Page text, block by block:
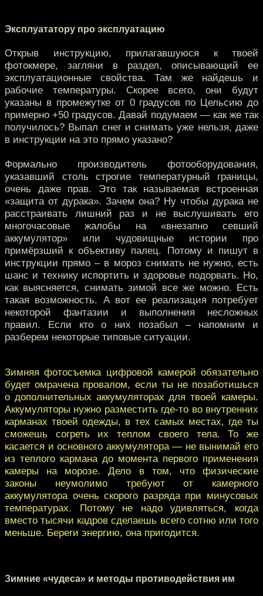
Эксплуататору про эксплуатацию
Открыв инструкцию, прилагавшуюся к твоей
фотокмере, загляни в раздел, описывающий ее
эксплуатационные свойства. Там же найдешь и
рабочие температуры. Скорее всего, они будут
указаны в промежутке от 0 градусов по Цельсию до
примерно +50 градусов. Давай подумаем — как же так
получилось? Выпал снег и снимать уже нельзя, даже
в инструкции на это прямо указано?
Формально производитель фотооборудования,
указавший столь строгие температурный границы,
очень даже прав. Это так называемая встроенная
«защита от дурака». Зачем она? Ну чтобы дурака не
расстраивать лишний раз и не выслушивать его
многочасовые жалобы на «внезапно севший
аккумулятор» или чудовищные истории про
примёрзший к объективу палец. Потому и пишут в
инструкции прямо – в мороз снимать не нужно, есть
шанс и технику испортить и здоровье подорвать. Но,
как выясняется, снимать зимой все же можно. Есть
такая возможность. А вот ее реализация потребует
некоторой фантазии и выполнения несложных
правил. Если кто о них позабыл – напомним и
разберем некоторые типовые ситуации.
Зимняя фотосъемка цифровой камерой обязательно
будет омрачена провалом, если ты не позаботишься
о дополнительных аккумуляторах для твоей камеры.
Аккумуляторы нужно разместить где-то во внутренних
карманах твоей одежды, в тех самых местах, где ты
сможешь согреть их теплом своего тела. То же
касается и основного аккумулятора — не вынимай его
из теплого кармана до момента первого применения
камеры на морозе. Дело в том, что физические
законы неумолимо требуют от камерного
аккумулятора очень скорого разряда при минусовых
температурах. Потому не надо удивляться, когда
вместо тысячи кадров сделаешь всего сотню или того
меньше. Береги энергию, она пригодится.
Зимние «чудеса» и методы противодействия им